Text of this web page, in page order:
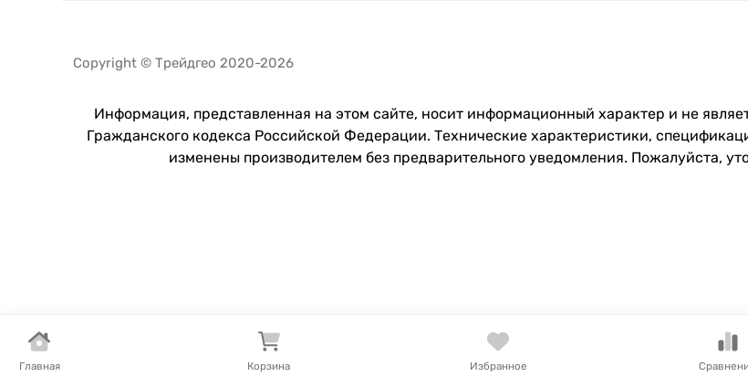
Главная Корзина Избранное
Copyright © Трейдгео 2020-2026
Информация, представленная на этом сайте, носит информационный характер и не
Гражданского кодекса Российской Федерации. Технические характеристики,
изменены производителем без предварительного уведомления. Пожалуйста,